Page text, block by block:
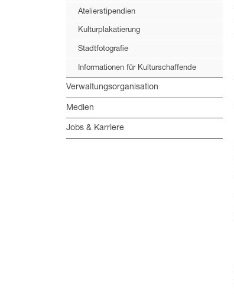
Atelierstipendien
Kulturplakatierung
Stadtfotografie
Informationen für Kulturschaffende
Verwaltungsorganisation
Medien
Jobs & Karriere